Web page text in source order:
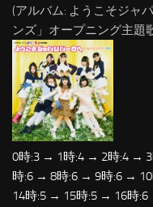
(アルバム: ようこそジャ
ンズ」オープニング主題
0時:3 → 1時:4 → 2時:4 →
時:6 → 8時:6 → 9時:6 →
14時:5 → 15時:5 → 16時